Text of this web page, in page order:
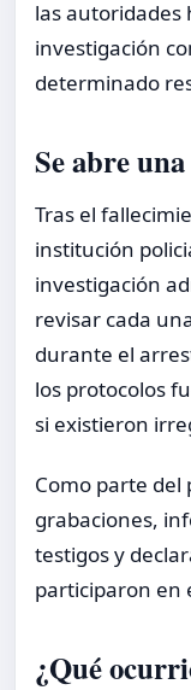
las autoridades
investigación
determinado
Se abre
Tras el
institución
investigación
revisar cada
durante el
los protocolos
si existieron
Como parte del
grabaciones,
testigos y
participaron en
¿Qué